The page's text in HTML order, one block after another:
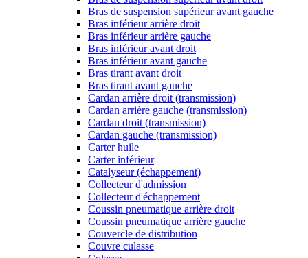
Bras de suspension supérieur avant gauche
Bras inférieur arrière droit
Bras inférieur arrière gauche
Bras inférieur avant droit
Bras inférieur avant gauche
Bras tirant avant droit
Bras tirant avant gauche
Cardan arrière droit (transmission)
Cardan arrière gauche (transmission)
Cardan droit (transmission)
Cardan gauche (transmission)
Carter huile
Carter inférieur
Catalyseur (échappement)
Collecteur d'admission
Collecteur d'échappement
Coussin pneumatique arrière droit
Coussin pneumatique arrière gauche
Couvercle de distribution
Couvre culasse